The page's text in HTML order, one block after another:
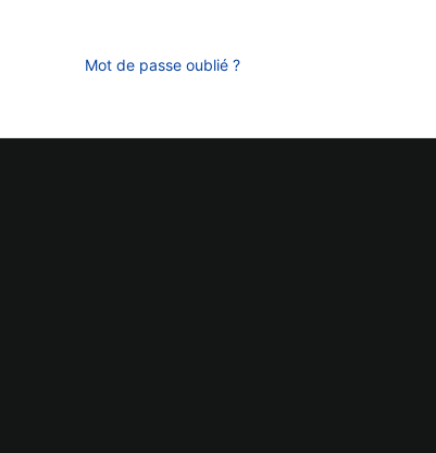
Mot de passe oublié ?